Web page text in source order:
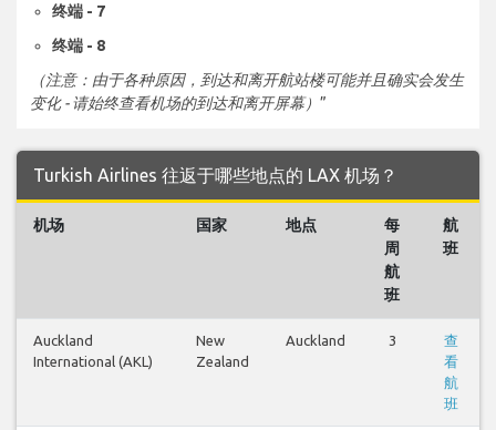
终端 - 7
终端 - 8
（注意：由于各种原因，到达和离开航站楼可能并且确实会发生
变化 - 请始终查看机场的到达和离开屏幕） ”
Turkish Airlines 往返于哪些地点的 LAX 机场？
机场 国家 地点
每
周
航
班
航
班
Auckland
International (AKL)
New
Zealand
Auckland 3
查
看
航
班